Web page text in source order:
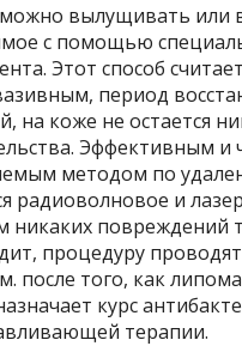
вылущивать или
с помощью
Этот способ
период
на коже не остается
Эффективным и
методом по
радиоволновое и
никаких повреждений
процедуру
после того, как
курс
терапии.